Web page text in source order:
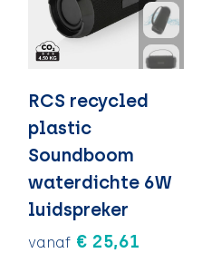
RCS recycled
plastic
Soundboom
waterdichte 6W
luidspreker
vanaf € 25,61